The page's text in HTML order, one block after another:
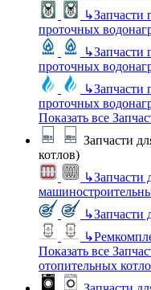
↳Запчасти
проточных
↳Запчасти
проточных
↳Запчасти
проточных
Показать все
Запчасти
котлов)
↳
↳
↳
Показать все
отопительных